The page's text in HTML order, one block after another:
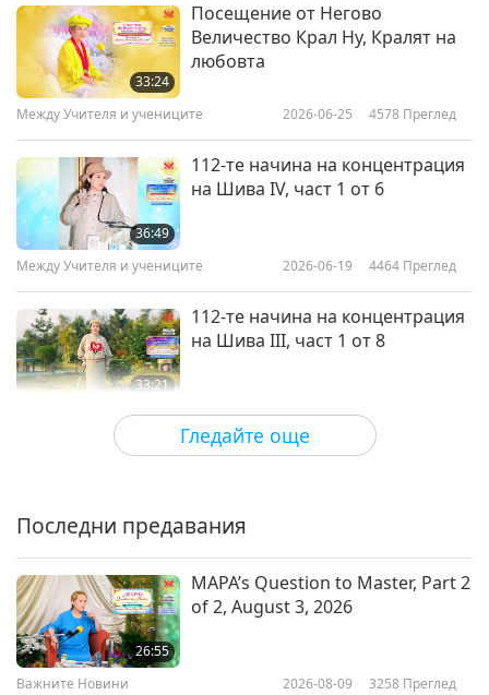
Гледайте още
33:24
Посещение от Негово
Величество Крал Ну, Кралят на
любовта
Между Учителя и учениците 2026-06-25 4578 Преглед
36:49
112-те начина на концентрация
на Шива IV, част 1 от 6
Между Учителя и учениците 2026-06-19 4464 Преглед
33:21
112-те начина на концентрация
на Шива III, част 1 от 8
Между Учителя и учениците 2026-06-11 4715
37:24
Искрени пожелания, част 1 от 3
Последни предавания
26:55
MAPA’s Question to Master, Part 2
of 2, August 3, 2026
Важните Новини 2026-08-09 3258 Преглед